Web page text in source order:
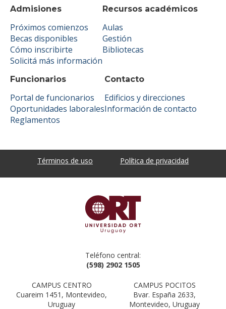
Admisiones
Próximos comienzos
Becas disponibles
Cómo inscribirte
Solicitá más información
Recursos académicos
Aulas
Gestión
Bibliotecas
Funcionarios
Portal de funcionarios
Oportunidades laborales
Reglamentos
Contacto
Edificios y direcciones
Información de contacto
Términos de uso Política de privacidad
Teléfono central:
(598) 2902 1505
CAMPUS CENTRO
Cuareim 1451, Montevideo,
Uruguay
CAMPUS POCITOS
Bvar. España 2633,
Montevideo, Uruguay